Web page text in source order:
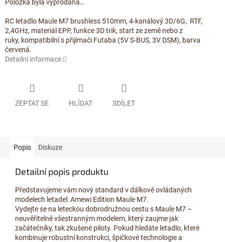
Položka byla vyprodána…
RC letadlo Maule M7 brushless 510mm, 4-kanálový 3D/6G, RTF,
2,4GHz, materiál EPP, funkce 3D trik, start ze země nebo z
ruky, kompatibilní s přijímači Futaba (5V S-BUS, 3V DSM), barva
červená.
Detailní informace
ZEPTAT SE HLÍDAT SDÍLET
Popis Diskuze
Detailní popis produktu
Představujeme vám nový standard v dálkově ovládaných
modelech letadel: Amewi Edition Maule M7.
Vydejte se na leteckou dobrodružnou cestu s Maule M7 –
neuvěřitelně všestranným modelem, který zaujme jak
začátečníky, tak zkušené piloty. Pokud hledáte letadlo, které
kombinuje robustní konstrukci, špičkové technologie a